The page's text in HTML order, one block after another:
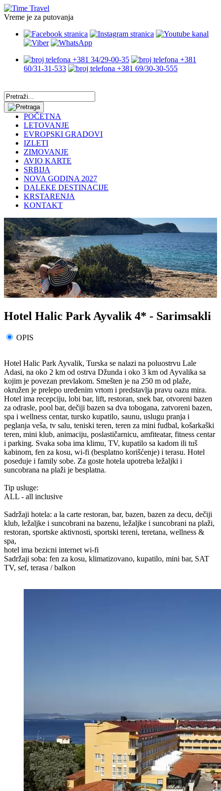
Vreme je za putovanja
+381 34/29-00-35
+381
60/31-31-533
+381 69/30-30-555
POČETNA
LETOVANJE
EVROPSKI GRADOVI
IZLETI
ZIMOVANJE
AVIO KARTE
SRBIJA
NOVA GODINA 2027
DALEKE DESTINACIJE
KRSTARENJA
KONTAKT
Hotel Halic Park Ayvalik 4* - Sarimsakli
OPIS
Hotel Halic Park Ayvalik, Turska se nalazi na poluostrvu Lale
Adasi, na oko 2 km od ostrva Džunda i oko 3 km od Ayvalika sa
kojim je povezan prevlakom. Smešten je na 250 m od plaže,
okružen je prelepo uređenim vrtom i predstavlja pravu oazu mira.
Hotel ima recepciju, lobi bar, lift, restoran, snek bar, otvoreni bazen
za odrasle, pool bar, dečiji bazen sa dva tobogana, zatvoreni bazen,
spa i wellness centar, tursko kupatilo, saunu, uslugu pranja i
peglanja veša, tv salu, teniski teren, teren za mini fudbal, košarkaški
teren, mini klub, animaciju, poslastičarnicu, amfiteatar, fitness centar
i parking. Svaka soba ima klimu, TV, kupatilo sa kadom ili tuš
kabinom, fen za kosu, wi-fi (besplatno korišćenje) i terasu. Hotel
poseduje i family sobe. Za goste hotela upotreba ležaljki i
suncobrana na plaži je besplatna.
Tip usluge:
ALL - all inclusive
Sadržaji hotela: a la carte restoran, bar, bazen, bazen za decu, dečiji
klub, ležaljke i suncobrani na bazenu, ležaljke i suncobrani na plaži,
restoran, sportske aktivnosti, sportski tereni, teretana, wellness &
spa,
hotel ima bezicni internet wi-fi
Sadržaji soba: fen za kosu, klimatizovano, kupatilo, mini bar, SAT
TV, sef, terasa / balkon